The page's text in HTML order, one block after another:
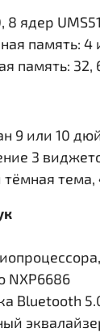
8 ядер
память: 4
память: 32,
9 или 10
3
тёмная
NXP6686
Bluetooth